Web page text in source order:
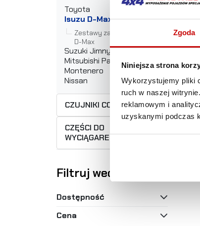
Zgoda
Niniejsza strona
Wykorzystujemy pliki
ruch w naszej
reklamowym i
uzyskanymi podczas
Toyota
Isuzu D-Max
Zestawy zawieszeń Isuzu
D-Max
Suzuki Jimny
Mitsubishi Pajero /
Montenero
Nissan
CZUJNIKI COFANIA
CZĘŚCI DO
WYCIĄGAREK
Filtruj według
Dostępność
Cena